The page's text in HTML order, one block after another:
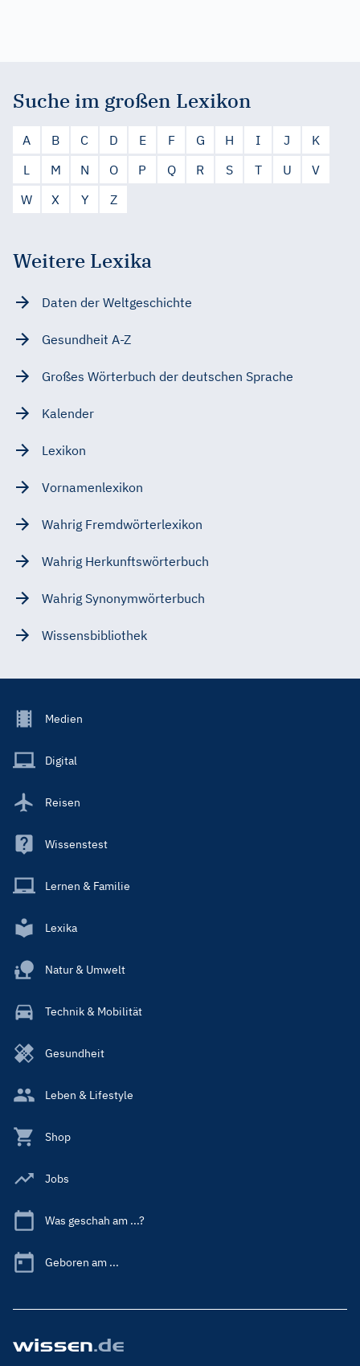
Suche im großen Lexikon
A B C D E F G H I J
K
L
M N O P Q R S T U
V
W
X Y Z
Weitere Lexika
Daten der Weltgeschichte
Gesundheit A-Z
Großes Wörterbuch der deutschen Sprache
Kalender
Lexikon
Vornamenlexikon
Wahrig Fremdwörterlexikon
Wahrig Herkunftswörterbuch
Wahrig Synonymwörterbuch
Wissensbibliothek
Footer
Main
Medien
Digital
Reisen
Wissenstest
Lernen & Familie
Lexika
Natur & Umwelt
Technik & Mobilität
Gesundheit
Leben & Lifestyle
Shop
Jobs
Was geschah am ...?
Geboren am ...